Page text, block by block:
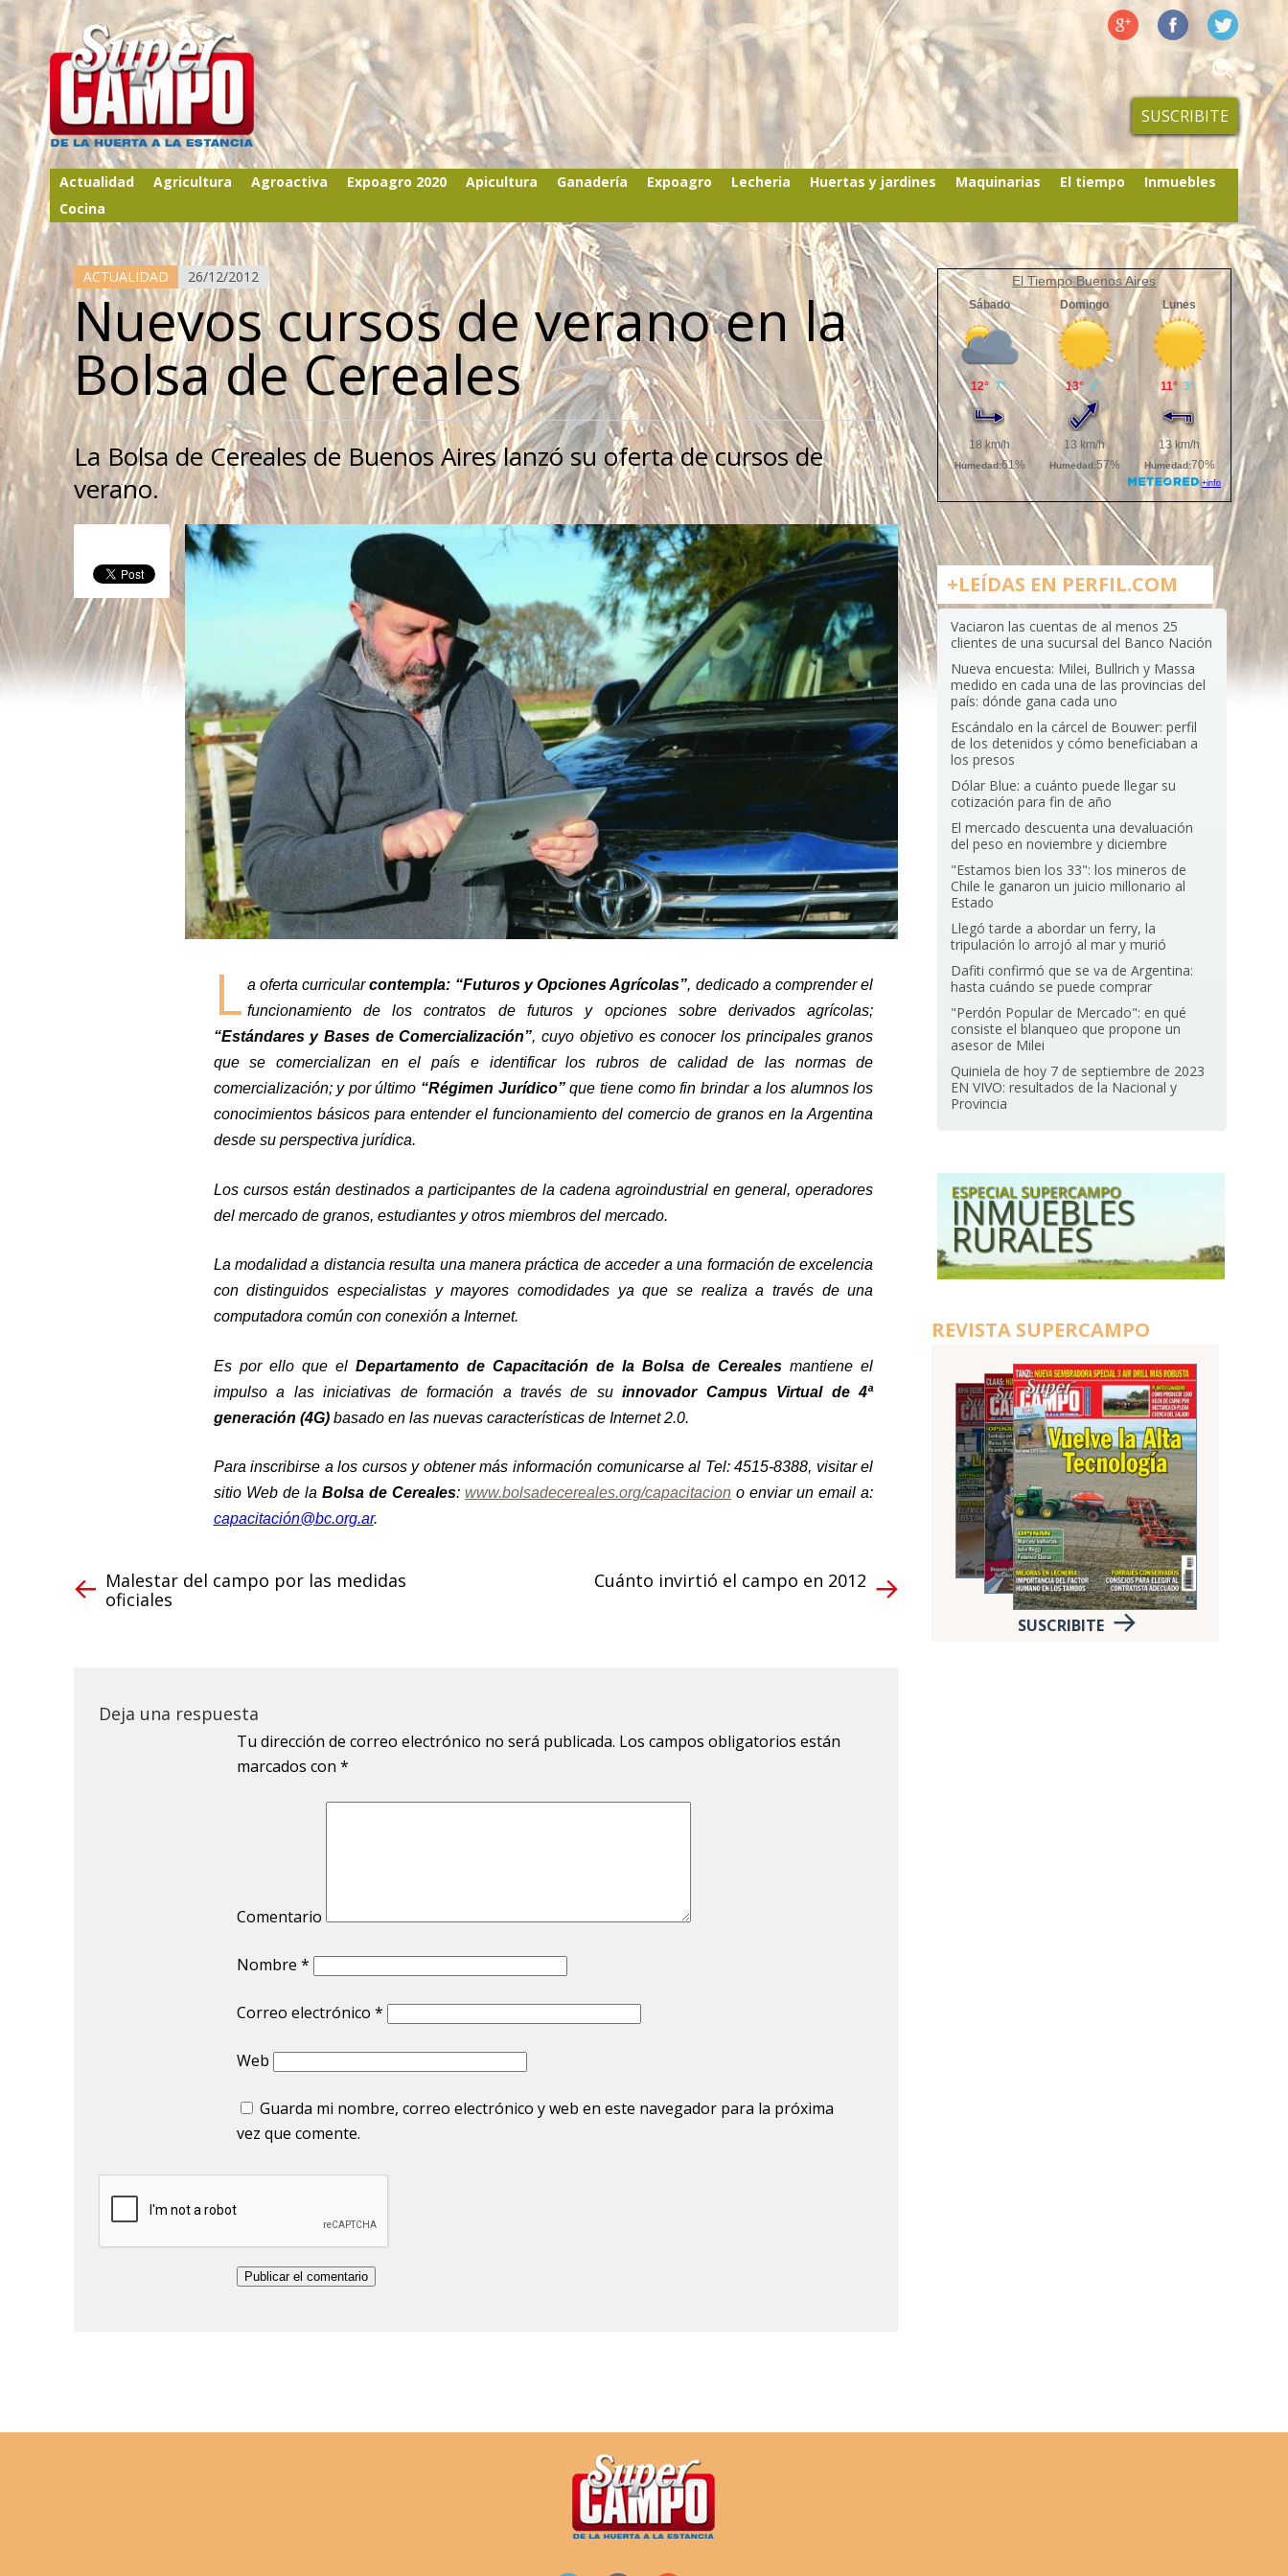
SUSCRIBITE
Actualidad Agricultura Agroactiva Expoagro 2020 Apicultura Ganadería Expoagro Lecheria Huertas y jardines Maquinarias El tiempo
Inmuebles
Cocina
ACTUALIDAD 26/12/2012
Nuevos cursos de verano en la
Bolsa de Cereales
La Bolsa de Cereales de Buenos Aires lanzó su oferta de cursos de
verano.
L a oferta curricularcontempla: “Futuros y Opciones Agrícolas”, dedicado a comprender el
funcionamiento de los contratos de futuros y opciones sobre derivados agrícolas;
“Estándares y Bases de Comercialización”, cuyo objetivo es conocer los principales granos
que se comercializan en el país e identificar los rubros de calidad de las normas de
comercialización; y por último “Régimen Jurídico”que tiene como fin brindar a los alumnos los
conocimientos básicos para entender el funcionamiento del comercio de granos en la Argentina
desde su perspectiva jurídica.
Los cursos están destinados a participantes de la cadena agroindustrial en general, operadores
del mercado de granos, estudiantes y otros miembros del mercado.
La modalidad a distancia resulta una manera práctica de acceder a una formación de excelencia
con distinguidos especialistas y mayores comodidades ya que se realiza a través de una
computadora común con conexión a Internet.
Es por ello que el Departamento de Capacitación de la Bolsa de Cereales mantiene el
impulso a las iniciativas de formación a través de suinnovador Campus Virtual de 4ª
generación (4G) basado en las nuevas características de Internet 2.0.
Para inscribirse a los cursos y obtener más información comunicarse al Tel: 4515-8388, visitar el
sitio Web de la Bolsa de Cereales:www.bolsadecereales.org/capacitacion o enviar un email a:
capacitación@bc.org.ar.
Malestar del campo por las medidas
oficiales
Cuánto invirtió el campo en 2012
Deja una respuesta
Tu dirección de correo electrónico no será publicada. Los campos obligatorios están
marcados con *
Comentario
Nombre *
Correo electrónico *
Web
Guarda mi nombre, correo electrónico y web en este navegador para la próxima
vez que comente.
El Tiempo Buenos Aires
+LEÍDAS EN PERFIL.COM
Vaciaron las cuentas de al menos 25
clientes de una sucursal del Banco Nación
Nueva encuesta: Milei, Bullrich y Massa
medido en cada una de las provincias del
país: dónde gana cada uno
Escándalo en la cárcel de Bouwer: perfil
de los detenidos y cómo beneficiaban a
los presos
Dólar Blue: a cuánto puede llegar su
cotización para fin de año
El mercado descuenta una devaluación
del peso en noviembre y diciembre
"Estamos bien los 33": los mineros de
Chile le ganaron un juicio millonario al
Estado
Llegó tarde a abordar un ferry, la
tripulación lo arrojó al mar y murió
Dafiti confirmó que se va de Argentina:
hasta cuándo se puede comprar
"Perdón Popular de Mercado": en qué
consiste el blanqueo que propone un
asesor de Milei
Quiniela de hoy 7 de septiembre de 2023
EN VIVO: resultados de la Nacional y
Provincia
REVISTA SUPERCAMPO
SUSCRIBITE